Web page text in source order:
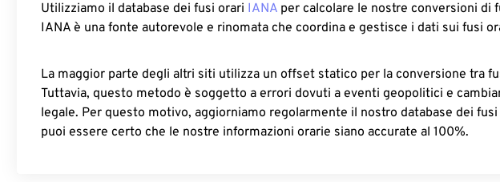
Utilizziamo il database dei fusi orari IANA per calcolare le nostre conversioni di
IANA è una fonte autorevole e rinomata che coordina e gestisce i dati sui fusi
La maggior parte degli altri siti utilizza un offset statico per la conversione tra
Tuttavia, questo metodo è soggetto a errori dovuti a eventi geopolitici e
legale. Per questo motivo, aggiorniamo regolarmente il nostro database dei
puoi essere certo che le nostre informazioni orarie siano accurate al 100%.